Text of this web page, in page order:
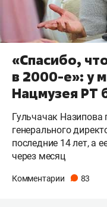
«Спасибо,
в 2000-е»: у
Нацмузея РТ
Гульчачак Назипова
генерального
последние 14 лет, а
через месяц
Комментарии 83